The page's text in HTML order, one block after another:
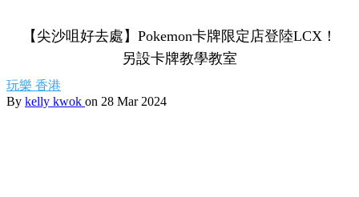
【尖沙咀好去處】Pokemon卡牌限定店登陸LCX！
另設卡牌教學教室
玩樂 香港
By kelly kwok on 28 Mar 2024